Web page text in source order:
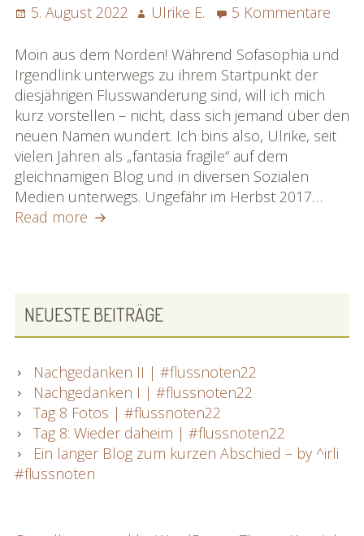
Posted
5. August 2022 Author
Ulrike E. 5 Kommentarezu
Moin aus dem Norden! Während Sofasophia und
Irgendlink unterwegs zu ihrem Startpunkt der
diesjährigen Flusswanderung sind, will ich mich
kurz vorstellen – nicht, dass sich jemand über den
neuen Namen wundert. Ich bins also, Ulrike, seit
vielen Jahren als „fantasia fragile“ auf dem
gleichnamigen Blog und in diversen Sozialen
Medien unterwegs. Ungefähr im Herbst 2017…
Read more Die
PRIMARY
SIDEBAR
NEUESTE BEITRÄGE
Nachgedanken II | #flussnoten22
Nachgedanken I | #flussnoten22
Tag 8 Fotos | #flussnoten22
Tag 8: Wieder daheim | #flussnoten22
Ein langer Blog zum kurzen Abschied – by ^irli
#flussnoten